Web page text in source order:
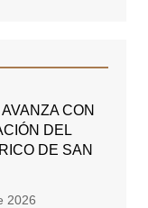
CON
DEL
DE SAN
2026